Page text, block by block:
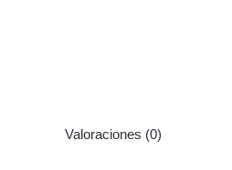
Valoraciones (0)